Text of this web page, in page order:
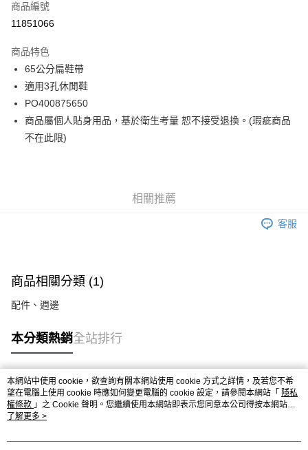
ATM付款
運送方式
宅配
每筆NT$120
商品編號
11851066
商品特色
65公分扁鞋帶
適用3孔休閒鞋
PO400875650
商品屬個人貼身用品，基於衛生考量 恕不接受退換。(瑕疵商品
不在此限)
相關推薦
客服
商品相關分類 (1)
配件、週邊
本分類熱銷全站排行
熱門標籤
本網站中使用 cookie，欲查詢有關本網站使用 cookie 方式之詳情，及若您不希
望在電腦上使用 cookie 時應如何變更電腦的 cookie 設定，請參閱本網站「 隱私
權條款 」之 Cookie 聲明。您繼續使用本網站即表示您同意本公司得按本網站使
用條款之 Cookie 聲明使用 cookie。
了解更多 >